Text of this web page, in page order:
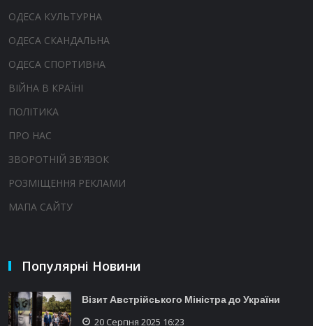
ОДЕСА КУЛЬТУРНА
ОДЕСА СКАНДАЛЬНА
ОДЕСА СПОРТИВНА
ВІЙНА В КРАЇНІ
ПОЛІТИКА
ПРО НАС
ЗВОРОТНІЙ ЗВ'ЯЗОК
РОЗМІЩЕННЯ РЕКЛАМИ
МАПА САЙТУ
Популярні Новини
Візит Австрійського Міністра до України
20 Серпня 2025 16:23